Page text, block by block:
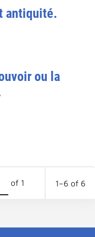
antiquité.
ou la
of 1 1–6 of 6